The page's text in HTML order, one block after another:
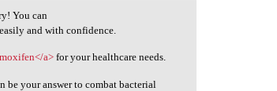
You can
and with confidence.
a>for your healthcare needs.
be your answer to combat bacterial